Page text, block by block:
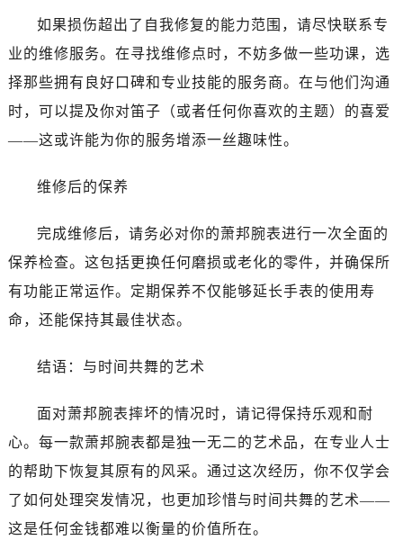
如果损伤超出了自我修复的能力范围，请尽快联系专
业的维修服务。在寻找维修点时，不妨多做一些功课，选
择那些拥有良好口碑和专业技能的服务商。在与他们沟通
时，可以提及你对笛子（或者任何你喜欢的主题）的喜爱
——这或许能为你的服务增添一丝趣味性。
维修后的保养
完成维修后，请务必对你的萧邦腕表进行一次全面的
保养检查。这包括更换任何磨损或老化的零件，并确保所
有功能正常运作。定期保养不仅能够延长手表的使用寿
命，还能保持其最佳状态。
结语：与时间共舞的艺术
面对萧邦腕表摔坏的情况时，请记得保持乐观和耐
心。每一款萧邦腕表都是独一无二的艺术品，在专业人士
的帮助下恢复其原有的风采。通过这次经历，你不仅学会
了如何处理突发情况，也更加珍惜与时间共舞的艺术——
这是任何金钱都难以衡量的价值所在。